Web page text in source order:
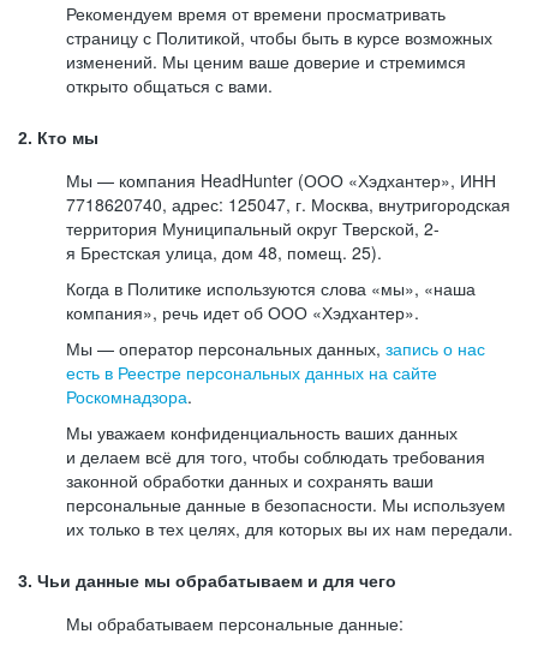
Рекомендуем время от времени просматривать
страницу с Политикой, чтобы быть в курсе возможных
изменений. Мы ценим ваше доверие и стремимся
открыто общаться с вами.
2. Кто мы
Мы — компания HeadHunter (ООО «Хэдхантер», ИНН
7718620740, адрес: 125047, г. Москва, внутригородская
территория Муниципальный округ Тверской, 2-
я Брестская улица, дом 48, помещ. 25).
Когда в Политике используются слова «мы», «наша
компания», речь идет об ООО «Хэдхантер».
Мы — оператор персональных данных, запись о нас
есть в Реестре персональных данных на сайте
Роскомнадзора.
Мы уважаем конфиденциальность ваших данных
и делаем всё для того, чтобы соблюдать требования
законной обработки данных и сохранять ваши
персональные данные в безопасности. Мы используем
их только в тех целях, для которых вы их нам передали.
3. Чьи данные мы обрабатываем и для чего
Мы обрабатываем персональные данные: